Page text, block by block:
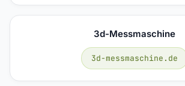
3d-Messmaschine
3d-messmaschine.de